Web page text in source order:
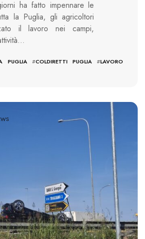
ha fatto impennare le
la Puglia, gli agricoltori
il lavoro nei campi,
PUGLIA #COLDIRETTI PUGLIA #LAVORO